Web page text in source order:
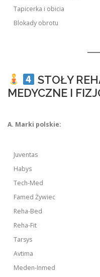
Tapicerka i obicia
Blokady obrotu
STOŁY
MEDYCZNE I
A. Marki polskie:
Juventas
Habys
Tech-Med
Famed Żywiec
Reha-Bed
Reha-Fit
Tarsys
Avtima
Meden-Inmed